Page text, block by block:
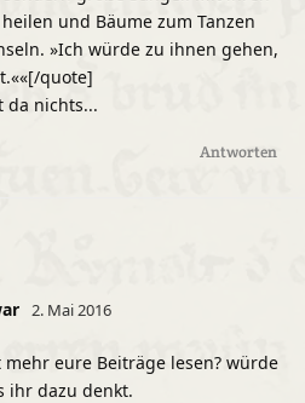
und Bäume zum Tanzen
»Ich würde zu ihnen gehen,
quote]
da nichts...
Antworten
2. Mai 2016
eure Beiträge lesen? würde
ihr dazu denkt.